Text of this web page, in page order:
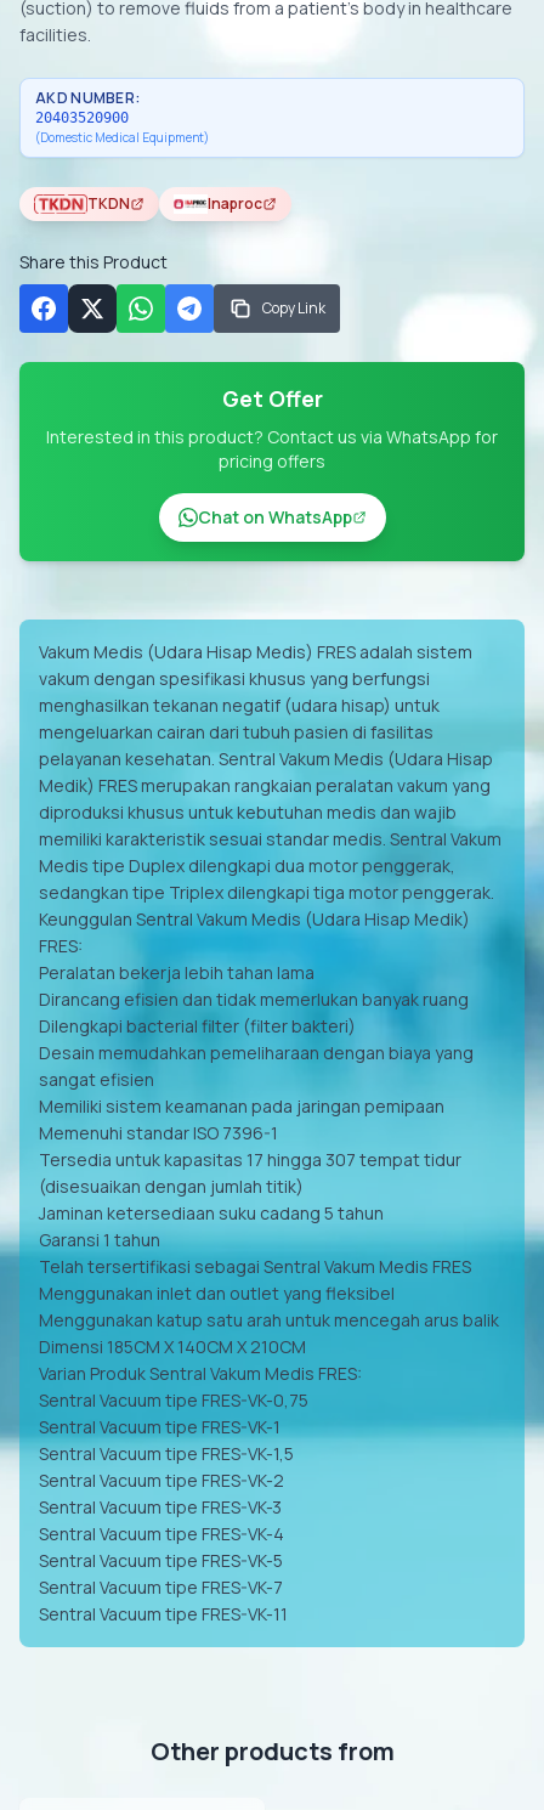
(suction) to remove fluids from a patient’s body in healthcare
facilities.
AKD NUMBER:
20403520900
(Domestic Medical Equipment)
TKDN Inaproc
Share this Product
Copy Link
Get Offer
Interested in this product? Contact us via WhatsApp for
pricing offers
Chat on WhatsApp
Vakum Medis (Udara Hisap Medis) FRES adalah sistem
vakum dengan spesifikasi khusus yang berfungsi
menghasilkan tekanan negatif (udara hisap) untuk
mengeluarkan cairan dari tubuh pasien di fasilitas
pelayanan kesehatan. Sentral Vakum Medis (Udara Hisap
Medik) FRES merupakan rangkaian peralatan vakum yang
diproduksi khusus untuk kebutuhan medis dan wajib
memiliki karakteristik sesuai standar medis. Sentral Vakum
Medis tipe Duplex dilengkapi dua motor penggerak,
sedangkan tipe Triplex dilengkapi tiga motor penggerak.
Keunggulan Sentral Vakum Medis (Udara Hisap Medik)
FRES:
Peralatan bekerja lebih tahan lama
Dirancang efisien dan tidak memerlukan banyak ruang
Dilengkapi bacterial filter (filter bakteri)
Desain memudahkan pemeliharaan dengan biaya yang
sangat efisien
Memiliki sistem keamanan pada jaringan pemipaan
Memenuhi standar ISO 7396-1
Tersedia untuk kapasitas 17 hingga 307 tempat tidur
(disesuaikan dengan jumlah titik)
Jaminan ketersediaan suku cadang 5 tahun
Garansi 1 tahun
Telah tersertifikasi sebagai Sentral Vakum Medis FRES
Menggunakan inlet dan outlet yang fleksibel
Menggunakan katup satu arah untuk mencegah arus balik
Dimensi 185CM X 140CM X 210CM
Varian Produk Sentral Vakum Medis FRES:
Sentral Vacuum tipe FRES-VK-0,75
Sentral Vacuum tipe FRES-VK-1
Sentral Vacuum tipe FRES-VK-1,5
Sentral Vacuum tipe FRES-VK-2
Sentral Vacuum tipe FRES-VK-3
Sentral Vacuum tipe FRES-VK-4
Sentral Vacuum tipe FRES-VK-5
Sentral Vacuum tipe FRES-VK-7
Sentral Vacuum tipe FRES-VK-11
Other products from